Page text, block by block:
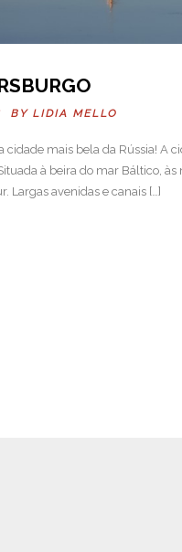
BY LIDIA MELLO
cidade mais bela da Rússia! A
à beira do mar Báltico,
Largas avenidas e canais […]